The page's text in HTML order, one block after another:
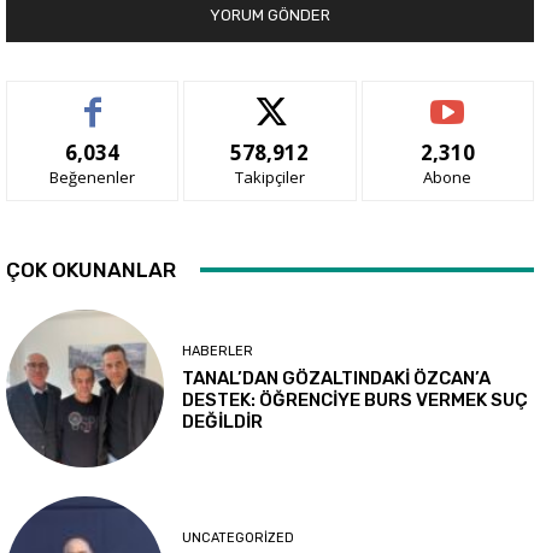
6,034
Beğenenler
578,912
Takipçiler
2,310
Abone
ÇOK OKUNANLAR
HABERLER
TANAL’DAN GÖZALTINDAKİ ÖZCAN’A
DESTEK: ÖĞRENCİYE BURS VERMEK SUÇ
DEĞİLDİR
UNCATEGORIZED